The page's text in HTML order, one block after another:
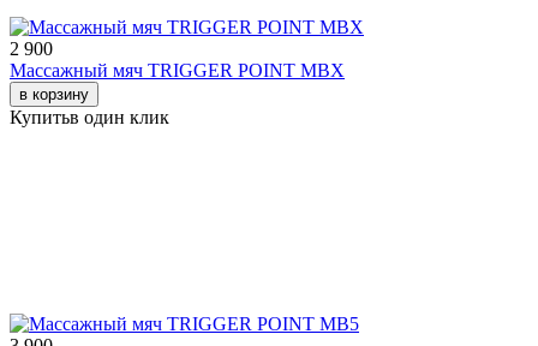
2 900
Массажный мяч TRIGGER POINT MBX
в корзину
Купитьв один клик